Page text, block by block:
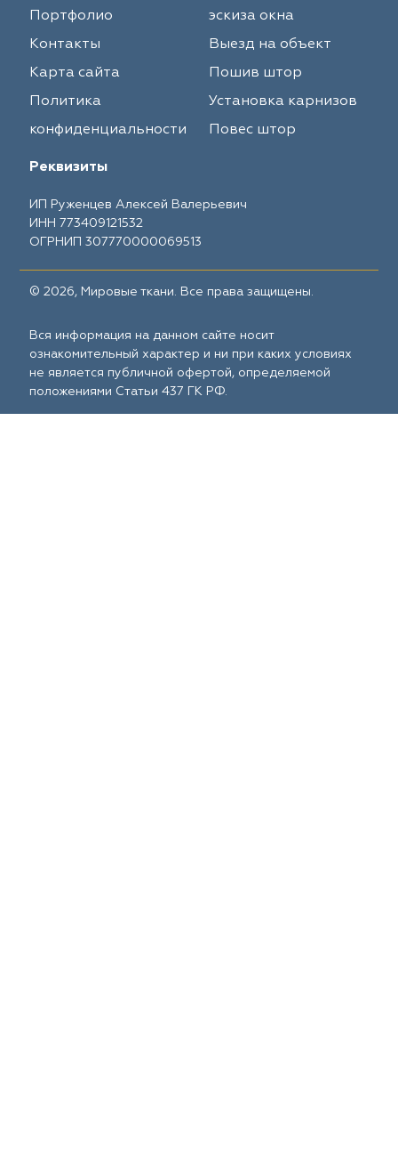
Портфолио
Контакты
Карта сайта
Политика
конфиденциальности
эскиза окна
Выезд на объект
Пошив штор
Установка карнизов
Повес штор
Реквизиты
ИП Руженцев Алексей Валерьевич
ИНН 773409121532
ОГРНИП 307770000069513
© 2026, Мировые ткани. Все права защищены.
Вся информация на данном сайте носит
ознакомительный характер и ни при каких условиях
не является публичной офертой, определяемой
положениями Статьи 437 ГК РФ.